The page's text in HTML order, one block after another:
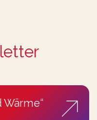
Wärme“